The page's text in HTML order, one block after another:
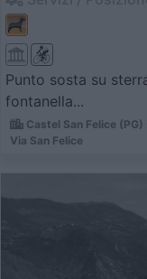
Punto sosta su
fontanella...
Castel San Felice
Via San Felice